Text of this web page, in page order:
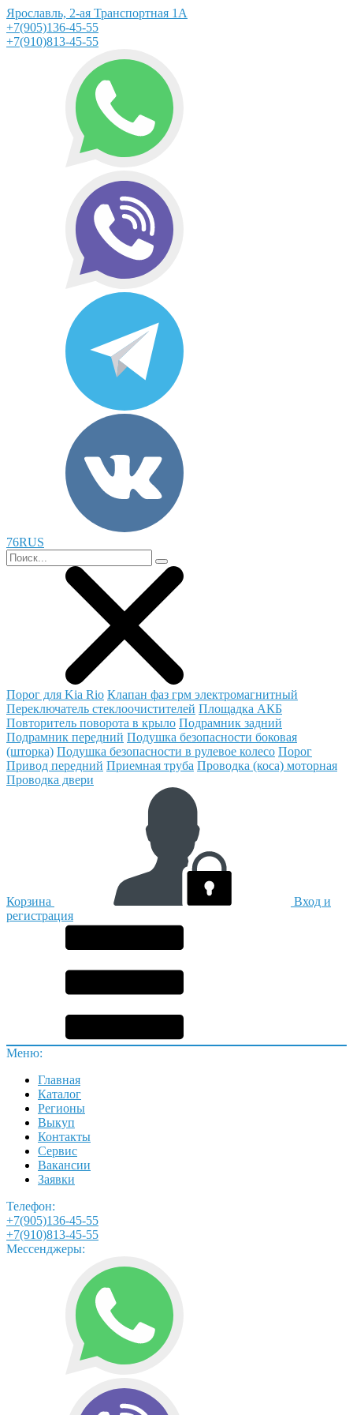
Ярославль, 2-ая Транспортная 1А
+7(905)136-45-55
+7(910)813-45-55
76RUS
Порог для Kia Rio Клапан фаз грм электромагнитный
Переключатель стеклоочистителей Площадка АКБ
Повторитель поворота в крыло Подрамник задний
Подрамник передний Подушка безопасности боковая
(шторка) Подушка безопасности в рулевое колесо Порог
Привод передний Приемная труба Проводка (коса) моторная
Проводка двери
Корзина
Вход и
регистрация
Меню:
Главная
Каталог
Регионы
Выкуп
Контакты
Сервис
Вакансии
Заявки
Телефон:
+7(905)136-45-55
+7(910)813-45-55
Мессенджеры: